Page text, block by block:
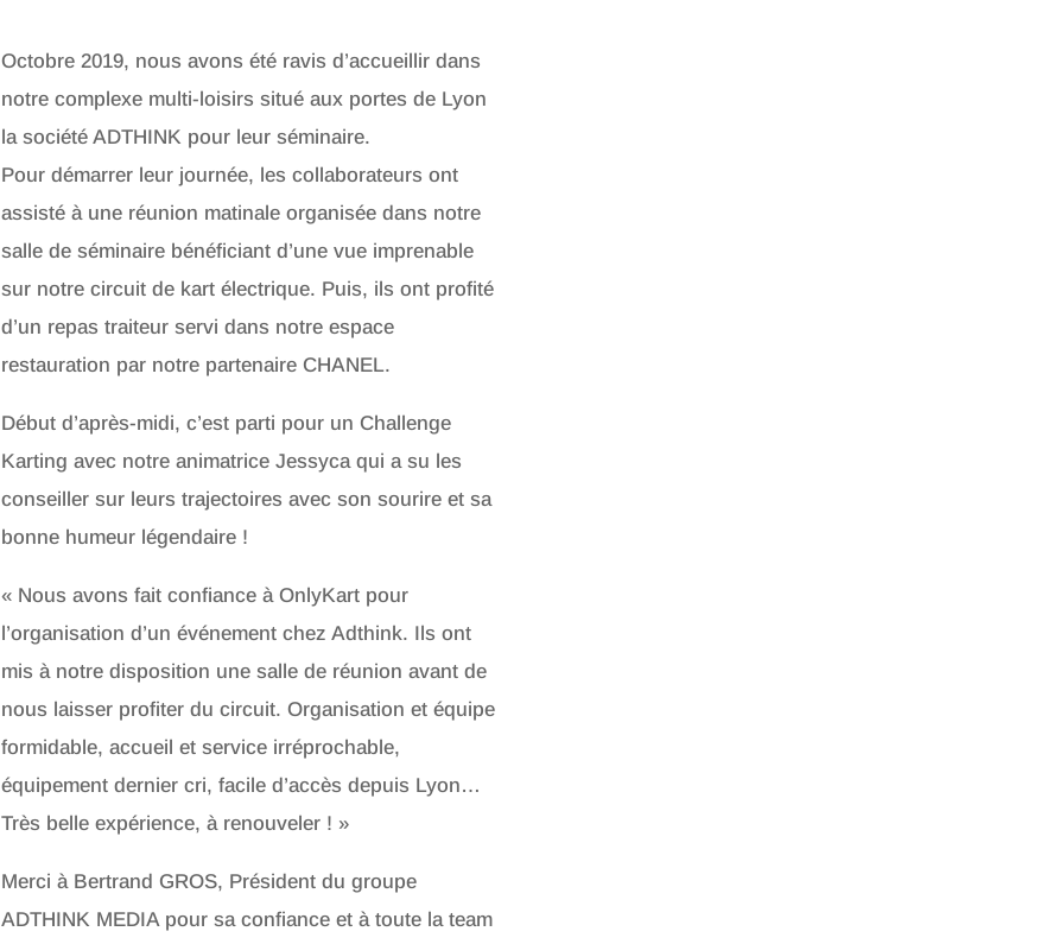
Octobre 2019, nous avons été ravis d’accueillir dans
notre complexe multi-loisirs situé aux portes de Lyon
la société ADTHINK pour leur séminaire.
Pour démarrer leur journée, les collaborateurs ont
assisté à une réunion matinale organisée dans notre
salle de séminaire bénéficiant d’une vue imprenable
sur notre circuit de kart électrique. Puis, ils ont profité
d’un repas traiteur servi dans notre espace
restauration par notre partenaire CHANEL.
Début d’après-midi, c’est parti pour un Challenge
Karting avec notre animatrice Jessyca qui a su les
conseiller sur leurs trajectoires avec son sourire et sa
bonne humeur légendaire !
« Nous avons fait confiance à OnlyKart pour
l’organisation d’un événement chez Adthink. Ils ont
mis à notre disposition une salle de réunion avant de
nous laisser profiter du circuit. Organisation et équipe
formidable, accueil et service irréprochable,
équipement dernier cri, facile d’accès depuis Lyon…
Très belle expérience, à renouveler ! »
Merci à Bertrand GROS, Président du groupe
ADTHINK MEDIA pour sa confiance et à toute la team